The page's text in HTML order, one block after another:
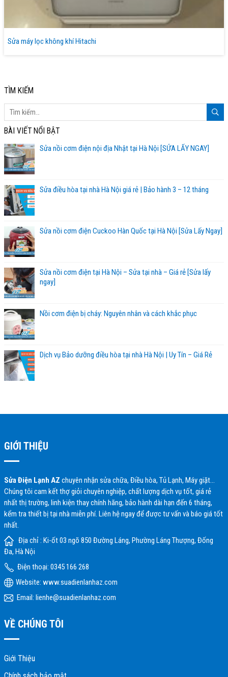
Sửa máy lọc không khí Hitachi
TÌM KIẾM
BÀI VIẾT NỔI BẬT
Sửa nồi cơm điện nội địa Nhật tại Hà Nội [SỬA LẤY NGAY]
Sửa điều hòa tại nhà Hà Nội giá rẻ | Bảo hành 3 – 12 tháng
Sửa nồi cơm điện Cuckoo Hàn Quốc tại Hà Nội [Sửa Lấy Ngay]
Sửa nồi cơm điện tại Hà Nội – Sửa tại nhà – Giá rẻ [Sửa lấy
ngay]
Nồi cơm điện bị cháy: Nguyên nhân và cách khắc phục
Dịch vụ Bảo dưỡng điều hòa tại nhà Hà Nội | Uy Tín – Giá Rẻ
GIỚI THIỆU
Sửa Điện Lạnh AZ chuyên nhận sửa chữa, Điều hòa, Tủ Lạnh, Máy giặt…
Chúng tôi cam kết thợ giỏi chuyên nghiệp, chất lượng dịch vụ tốt, giá rẻ
nhất thị trường, linh kiện thay chính hãng, bảo hành dài hạn đến 6 tháng,
kểm tra thiết bị tại nhà miễn phí. Liên hệ ngay để được tư vấn và báo giá tốt
nhất.
Địa chỉ : Ki-ốt 03 ngõ 850 Đường Láng, Phường Láng Thượng, Đống
Đa, Hà Nội
Điện thoại: 0345 166 268
Website: www.suadienlanhaz.com
Email: lienhe@suadienlanhaz.com
VỀ CHÚNG TÔI
Giới Thiệu